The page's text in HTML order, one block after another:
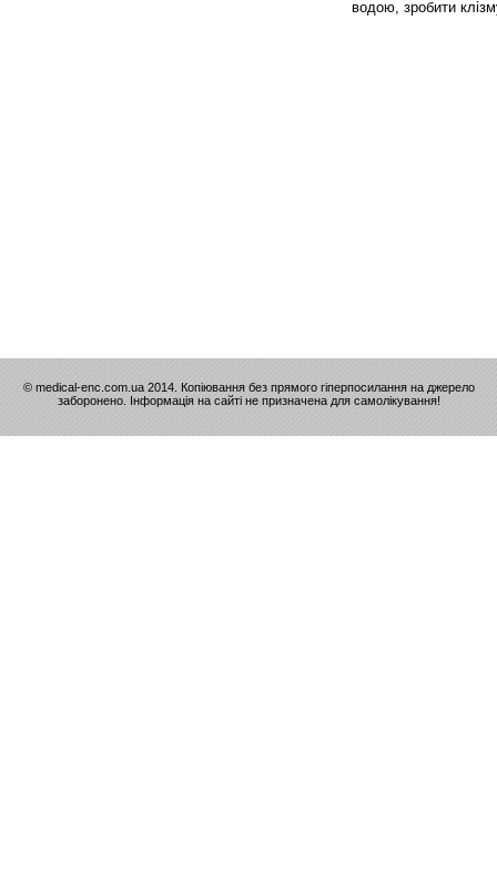
водою, зробити
© medical-enc.com.ua 2014. Копіювання без прямого гіперпосилання на джерело
заборонено. Інформація на сайті не призначена для самолікування!